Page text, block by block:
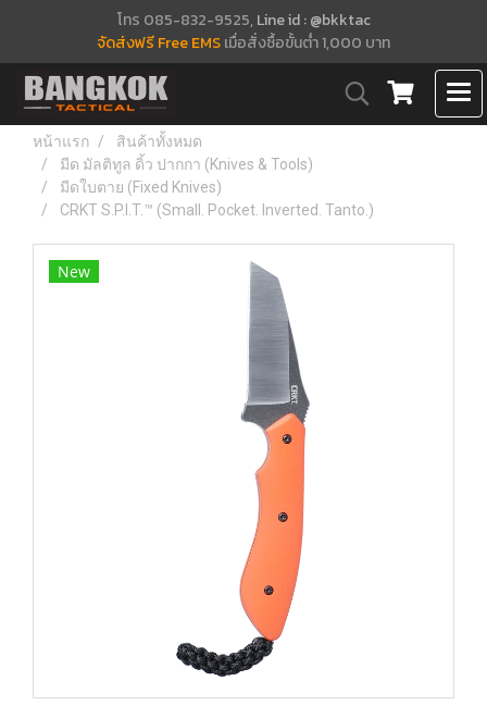
โทร 085-832-9525, Line id : @bkktac
จัดส่งฟรี Free EMSเมื่อสั่งซื้อขั้นต่ำ 1,000 บาท
หน้าแรก
สินค้าทั้งหมด
มีด มัลติทูล ดิ้ว ปากกา (Knives & Tools)
มีดใบตาย (Fixed Knives)
CRKT S.P.I.T.™ (Small. Pocket. Inverted. Tanto.)
New